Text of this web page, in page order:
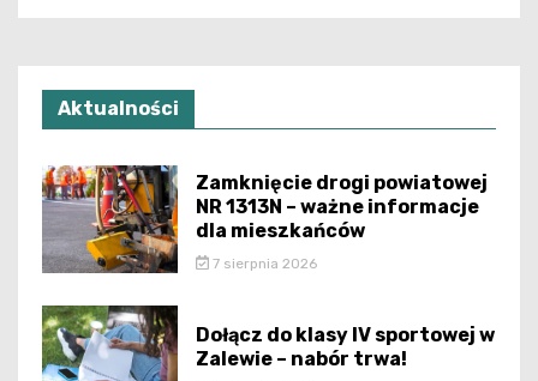
Aktualności
Zamknięcie drogi powiatowej
NR 1313N – ważne informacje
dla mieszkańców
7 sierpnia 2026
Dołącz do klasy IV sportowej w
Zalewie – nabór trwa!